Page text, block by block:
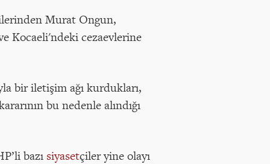
Murat Ongun,
Kocaeli'ndeki cezaevlerine
bir iletişim ağı kurdukları,
bu nedenle alındığı
bazı siyasetçiler yine olayı